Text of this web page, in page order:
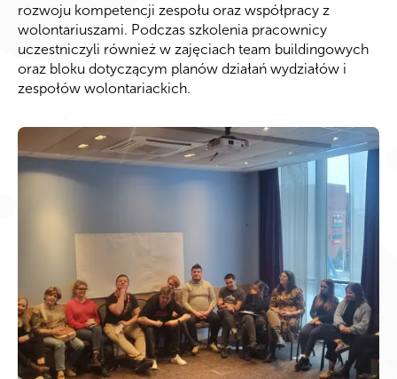
rozwoju kompetencji zespołu oraz współpracy z
wolontariuszami. Podczas szkolenia pracownicy
uczestniczyli również w zajęciach team buildingowych
oraz bloku dotyczącym planów działań wydziałów i
zespołów wolontariackich.